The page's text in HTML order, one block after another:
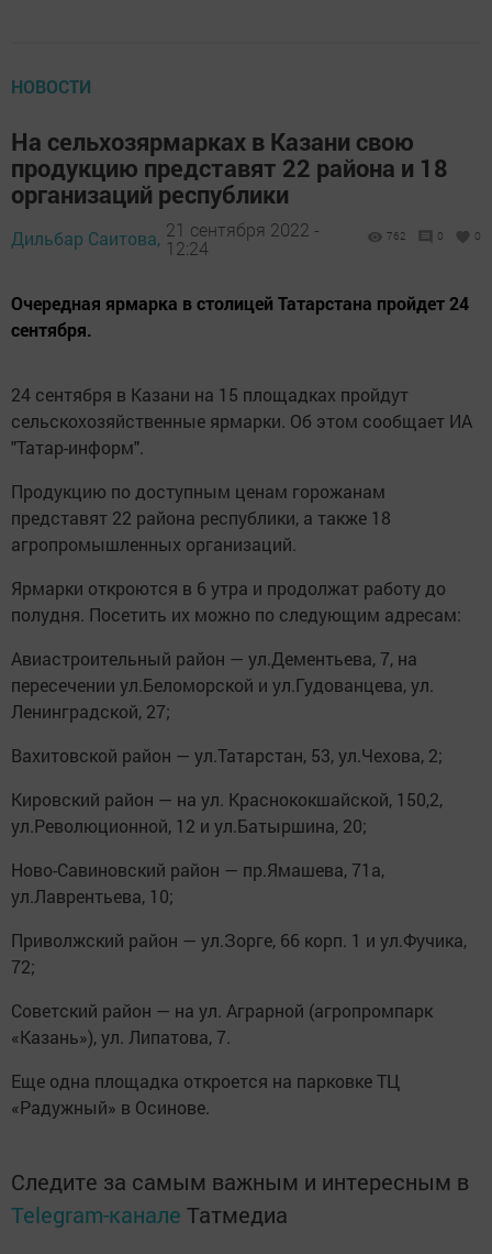
НОВОСТИ
На сельхозярмарках в Казани свою
продукцию представят 22 района и 18
организаций республики
Дильбар Саитова, 21 сентября 2022 -
12:24
762 0 0
Очередная ярмарка в столицей Татарстана пройдет 24
сентября.
24 сентября в Казани на 15 площадках пройдут
сельcкохозяйственные ярмарки. Об этом сообщает ИА
"Татар-информ".
Продукцию по доступным ценам горожанaм
представят 22 района республики, а также 18
агропромышленныx организаций.
Ярмарки откроются в 6 утра и продолжат работy до
полудня. Посетить их можно по следующим адресам:
Авиастроительный район — ул.Дементьева, 7, на
пересечении ул.Беломорской и ул.Гудoванцева, ул.
Ленинградской, 27;
Вахитовской район — ул.Татарстан, 53, ул.Чехова, 2;
Кировский район — на ул. Краснококшайской, 150,2,
ул.Революционной, 12 и ул.Батыpшина, 20;
Ново-Савиновский район — пр.Ямашева, 71а,
ул.Лаврентьева, 10;
Приволжский район — ул.Зорге, 66 корп. 1 и ул.Фyчика,
72;
Советский район — на ул. Аграрной (агропромпарк
«Казань»), ул. Липатова, 7.
Еще одна площадка откроется на парковке ТЦ
«Радужный» в Осинове.
Следите за самым важным и интересным в
Telegram-канале Татмедиа